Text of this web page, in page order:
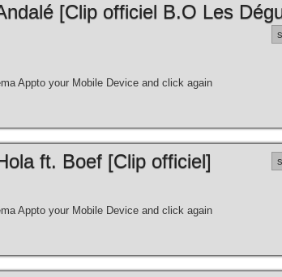
[Clip officiel B.O Les
Appto your Mobile Device and click again
ft. Boef [Clip officiel]
Appto your Mobile Device and click again